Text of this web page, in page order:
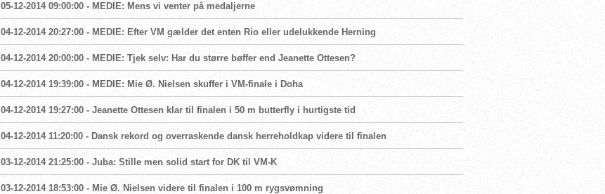
05-12-2014 09:00:00 - MEDIE: Mens vi venter på medaljerne
04-12-2014 20:27:00 - MEDIE: Efter VM gælder det enten Rio eller udelukkende Herning
04-12-2014 20:00:00 - MEDIE: Tjek selv: Har du større bøffer end Jeanette Ottesen?
04-12-2014 19:39:00 - MEDIE: Mie Ø. Nielsen skuffer i VM-finale i Doha
04-12-2014 19:27:00 - Jeanette Ottesen klar til finalen i 50 m butterfly i hurtigste tid
04-12-2014 11:20:00 - Dansk rekord og overraskende dansk herreholdkap videre til finalen
03-12-2014 21:25:00 - Juba: Stille men solid start for DK til VM-K
03-12-2014 18:53:00 - Mie Ø. Nielsen videre til finalen i 100 m rygsvømning